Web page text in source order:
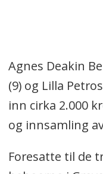
Agnes Deakin
(9) og Lilla
inn cirka 2.000
og innsamling
Foresatte til de